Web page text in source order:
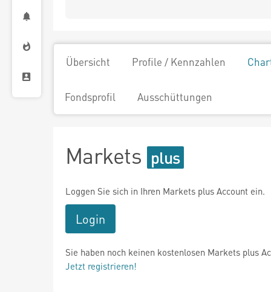
Übersicht Profile / Kennzahlen
Fondsprofil Ausschüttungen
Markets
Loggen Sie sich in Ihren Markets plus Account ein.
Login
Sie haben noch keinen kostenlosen Markets plus
Jetzt registrieren!